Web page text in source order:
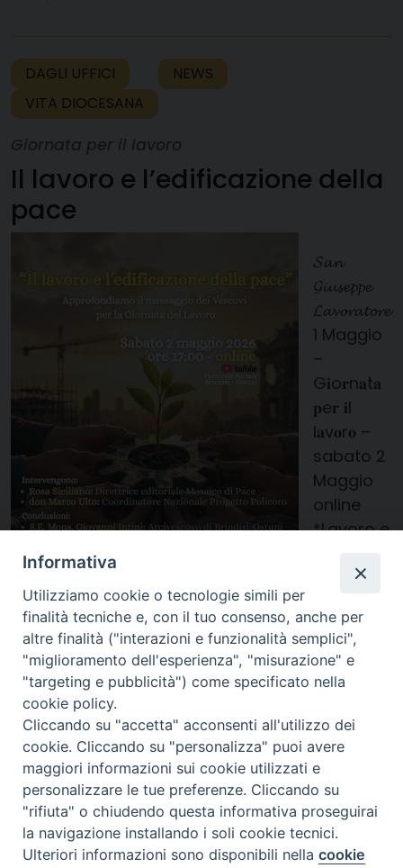
DAGLI UFFICI
NEWS
VITA DIOCESANA
Il lavoro e l’edificazione della
pace
𝓢𝓪𝓷
𝓖𝓲𝓾𝓼𝓮𝓹𝓹𝓮
𝓛𝓪𝓿𝓸𝓻𝓪𝓽𝓸𝓻𝓮
1 Maggio
–
G𝐢o𝐫n𝐚t𝐚
𝐩e𝐫 𝐢l
l𝐚v𝐨r𝐨 –
sabato 2
Maggio
online
*Lavoro e
(info in
a) – martedì 12 Maggio vivremo la *giornata
diocesana* (seguiranno dettagli) 𝘖 𝘚𝘢𝘯
𝘎𝘪𝘶𝘴𝘦𝘱𝘱𝘦, 𝘗𝘢𝘵𝘳𝘰𝘯𝘰 𝘥𝘦𝘭𝘭𝘢 𝘊𝘩𝘪𝘦𝘴𝘢, 𝘵𝘶 𝘤𝘩𝘦, 𝘢𝘤𝘤𝘢𝘯𝘵𝘰 𝘢𝘭
𝘝𝘦𝘳𝘣𝘰 𝘪𝘯𝘤𝘢𝘳𝘯𝘢𝘵𝘰, 𝘭𝘢𝘷𝘰𝘳𝘢𝘴𝘵𝘪 𝘰𝘨𝘯𝘪 𝘨𝘪𝘰𝘳𝘯𝘰 𝘱𝘦𝘳 𝘨𝘶𝘢𝘥𝘢𝘨𝘯𝘢𝘳𝘦 𝘪𝘭
𝘱𝘢𝘯𝘦, 𝘵𝘳𝘢𝘦𝘯𝘥𝘰 𝘥𝘢 𝘓𝘶𝘪 𝘭𝘢 𝘧𝘰𝘳𝘻𝘢 […]
1 Maggio 2026
DAGLI UFFICI
NEWS
Preferenze Cookie
Informativa
Utilizziamo cookie o tecnologie simili per
finalità tecniche e, con il tuo consenso, anche per
altre finalità ("interazioni e funzionalità semplici",
"miglioramento dell'esperienza", "misurazione" e
"targeting e pubblicità") come specificato nella
cookie policy.
Cliccando su "accetta" acconsenti all'utilizzo dei
cookie. Cliccando su "personalizza" puoi avere
maggiori informazioni sui cookie utilizzati e
personalizzare le tue preferenze. Cliccando su
"rifiuta" o chiudendo questa informativa proseguirai
la navigazione installando i soli cookie tecnici.
Ulteriori informazioni sono disponibili nellacookie